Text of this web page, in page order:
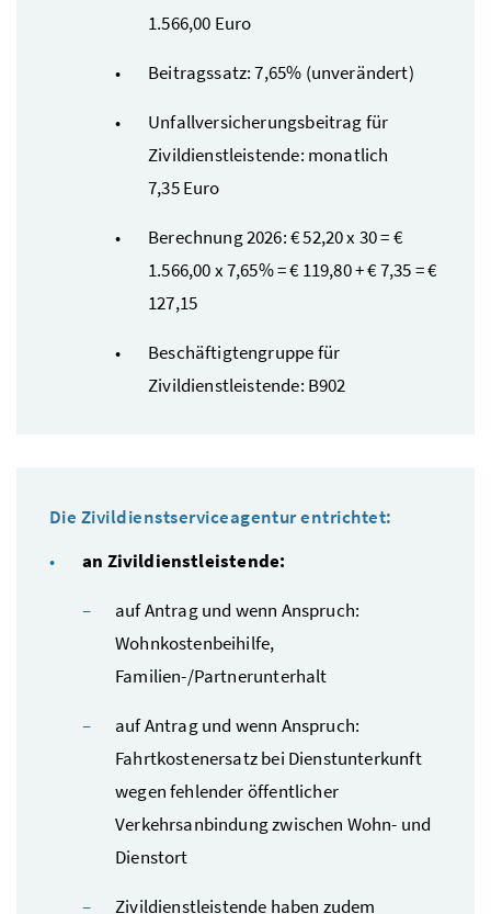
1.566,00 Euro
Beitragssatz: 7,65% (unverändert)
Unfallversicherungsbeitrag für
Zivildienstleistende: monatlich
7,35 Euro
Berechnung 2026: € 52,20 x 30 = €
1.566,00 x 7,65% = € 119,80 + € 7,35 = €
127,15
Beschäftigtengruppe für
Zivildienstleistende: B902
Die Zivildienstserviceagentur entrichtet:
an Zivildienstleistende:
auf Antrag und wenn Anspruch:
Wohnkostenbeihilfe,
Familien-/Partnerunterhalt
auf Antrag und wenn Anspruch:
Fahrtkostenersatz bei Dienstunterkunft
wegen fehlender öffentlicher
Verkehrsanbindung zwischen Wohn- und
Dienstort
Zivildienstleistende haben zudem